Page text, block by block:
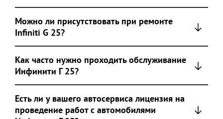
Можно ли присутствовать при ремонте
Infiniti G 25?
Как часто нужно проходить обслуживание
Инфинити Г 25?
Есть ли у вашего автосервиса лицензия на
проведение работ с автомобилями